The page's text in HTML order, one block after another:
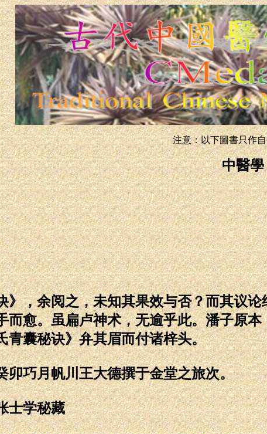
注意：以下圖書只作
中醫學
余阅之，未知其果效与否？而其议论
而愈。虽扁卢神术，无逾乎此。潘子原
青囊秘诀》弁其眉而付诸梓头。
月帆川王大德撰于金堂之旅次。
学秘藏